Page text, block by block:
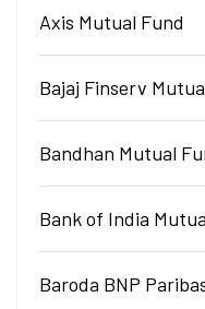
Axis Mutual Fund
Bajaj Finserv
Bandhan Mutual
Bank of India
Baroda BNP